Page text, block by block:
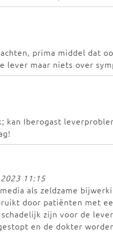
prima middel dat
lever maar niets over
Iberogast
11:15
als zeldzame
door patiënten met
zijn voor de
en de dokter